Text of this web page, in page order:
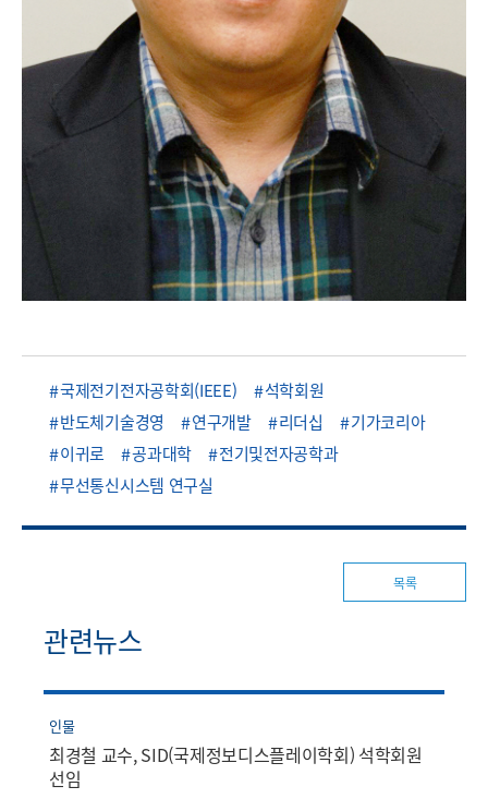
국제전기전자공학회(IEEE)
석학회원
반도체기술경영
연구개발 리더십
기가코리아
이귀로
공과대학
전기및전자공학과
무선통신시스템 연구실
목록
관련뉴스
인물
최경철 교수, SID(국제정보디스플레이학회) 석학회원
선임